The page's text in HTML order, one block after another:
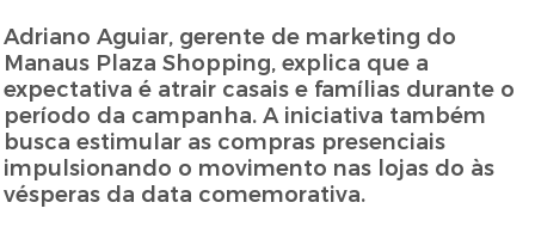
Adriano Aguiar, gerente de marketing do
Manaus Plaza Shopping, explica que a
expectativa é atrair casais e famílias durante o
período da campanha. A iniciativa também
busca estimular as compras presenciais
impulsionando o movimento nas lojas do às
vésperas da data comemorativa.